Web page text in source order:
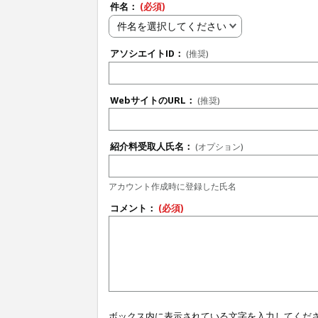
件名： (必須)
件名を選択してください
アソシエイトID： (推奨)
WebサイトのURL： (推奨)
紹介料受取人氏名： (オプション)
アカウント作成時に登録した氏名
コメント： (必須)